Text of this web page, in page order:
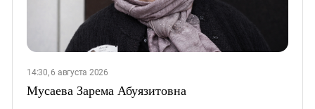
14:30, 6 августа 2026
Мусаева Зарема Абуязитовна